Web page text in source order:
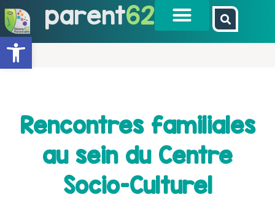
Ouvrir la barre d’outils
parent62
Rencontres familiales
au sein du Centre
Socio-Culturel